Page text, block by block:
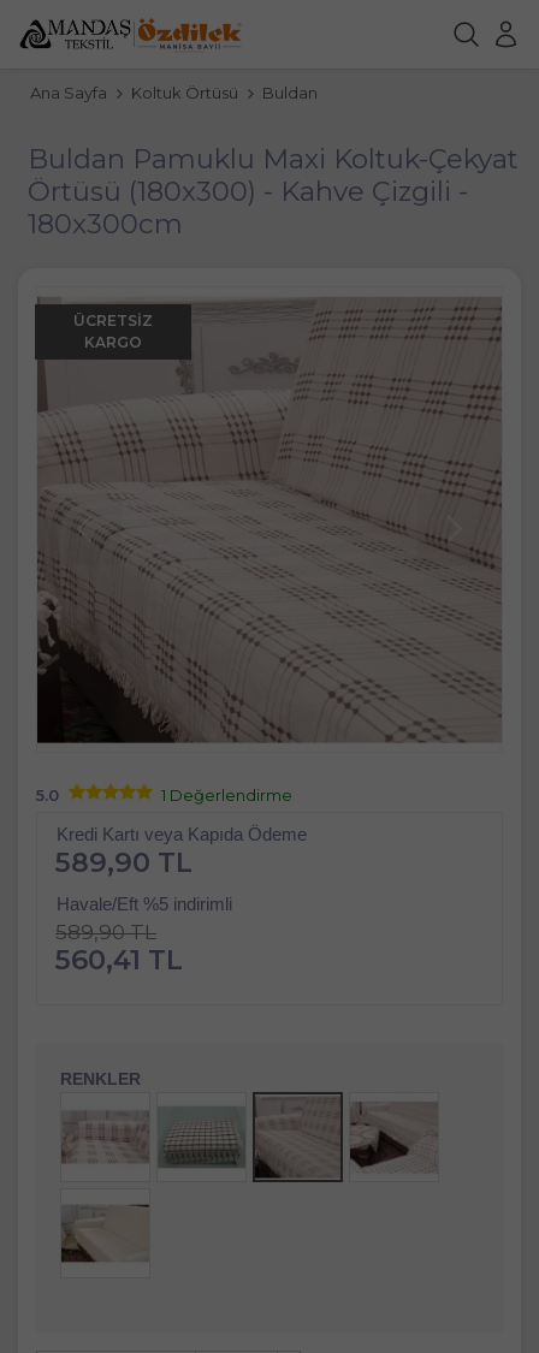
Ana Sayfa Koltuk Örtüsü Buldan
Buldan Pamuklu Maxi Koltuk-Çekyat
Örtüsü (180x300) - Kahve Çizgili -
180x300cm
ÜCRETSIZ
KARGO
5.0 1 Değerlendirme
Kredi Kartı veya Kapıda Ödeme
589,90 TL
Havale/Eft %5 indirimli
589,90 TL
560,41 TL
RENKLER